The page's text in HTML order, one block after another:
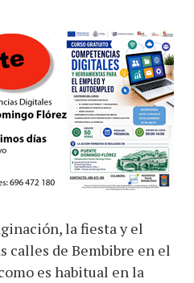
la fiesta y el
calles de Bembibre en el
es habitual en la